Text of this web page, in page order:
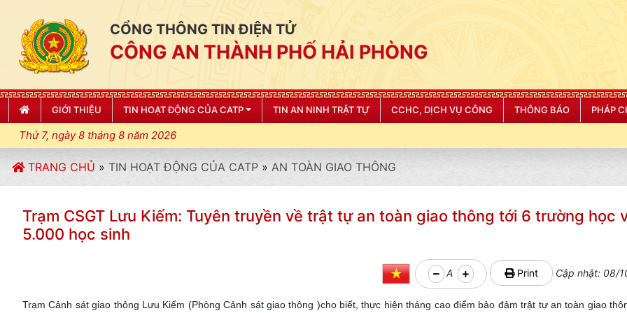
CỔNG THÔNG TIN ĐIỆN TỬ
CÔNG AN THÀNH PHỐ HẢI PHÒNG
GIỚI THIỆU TIN HOẠT ĐỘNG CỦA CATP TIN AN NINH TRẬT TỰ CCHC, DỊCH VỤ CÔNG THÔNG BÁO PHÁP
Thứ 7, ngày 8 tháng 8 năm 2026
TRANG CHỦ » TIN HOẠT ĐỘNG CỦA CATP » AN TOÀN GIAO THÔNG
Trạm CSGT Lưu Kiếm: Tuyên truyền về trật tự an toàn giao thông tới 6 trường học
5.000 học sinh
A Print Cập nhật: 08/
Trạm Cảnh sát giao thông Lưu Kiếm (Phòng Cảnh sát giao thông )cho biết, thực hiện tháng cao điểm bảo đảm trật tự an toàn giao